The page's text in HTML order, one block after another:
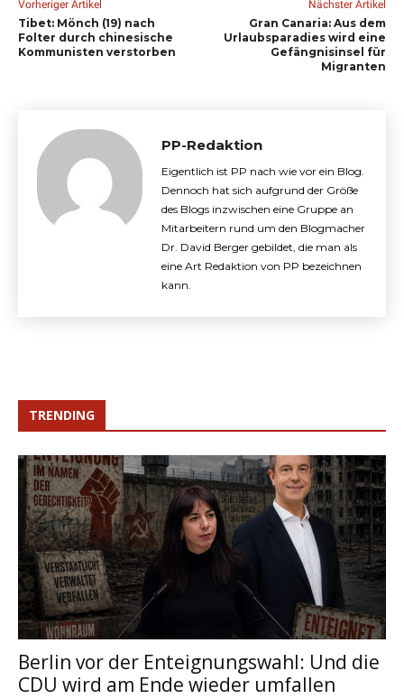
Vorheriger Artikel
Tibet: Mönch (19) nach
Folter durch chinesische
Kommunisten verstorben
Nächster Artikel
Gran Canaria: Aus dem
Urlaubsparadies wird eine
Gefängnisinsel für
Migranten
PP-Redaktion
Eigentlich ist PP nach wie vor ein Blog.
Dennoch hat sich aufgrund der Größe
des Blogs inzwischen eine Gruppe an
Mitarbeitern rund um den Blogmacher
Dr. David Berger gebildet, die man als
eine Art Redaktion von PP bezeichnen
kann.
TRENDING
Berlin vor der Enteignungswahl: Und die
CDU wird am Ende wieder umfallen